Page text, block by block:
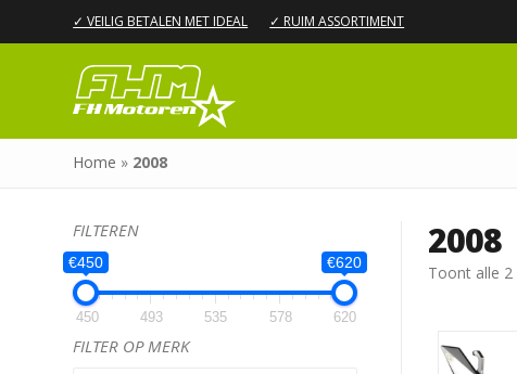
✓ VEILIG BETALEN MET IDEAL ✓ RUIM ASSORTIMENT
Home » 2008
FILTEREN
€450 €620
450 493 535 578 620
FILTER OP MERK
2008
Toont alle